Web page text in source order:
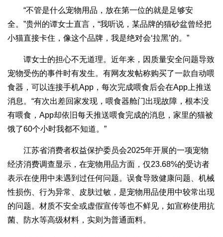
“不管是什么宠物用品，放在第一位的就是足够安
全。”贵州的谭女士直言，“我听说，某品牌的猫砂盆曾经把
小猫直接卡住，像这个品牌，我是绝对会‘拉黑’的。”
谭女士的担心不无道理。近年来，因质量安全问题导致
宠物受伤的事件时有发生。有网友发帖称购买了一款自动喂
食器，可以连接手机App，每次完成喂食后会在App上推送
消息。“有次出差回家发现，喂食器舱门出现故障，根本没
有喂食，App却依旧每天推送喂食完成的消息，家里的猫被
饿了60个小时我都不知道。”
江苏省消费者权益保护委员会2025年开展的一项宠物
经济消费调查显示，在宠物用品方面，仅23.68%的受访者
表示在使用中未遇到过任何问题。误食导致健康问题、机械
性损伤、行为异常、皮肤过敏，是宠物用品使用中较常出现
的问题。材质不安全或虚假宣传等也不鲜见，如宣称使用抗
菌、防水等高级材料，实则为普通面料。